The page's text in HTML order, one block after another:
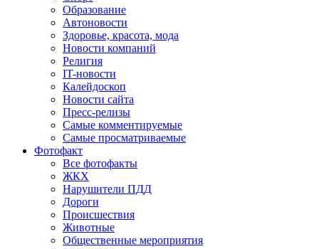
Образование
Автоновости
Здоровье, красота, мода
Новости компаний
Религия
IT-новости
Калейдоскоп
Новости сайта
Пресс-релизы
Самые комментируемые
Самые просматриваемые
Фотофакт
Все фотофакты
ЖКХ
Нарушители ПДД
Дороги
Происшествия
Животные
Общественные мероприятия